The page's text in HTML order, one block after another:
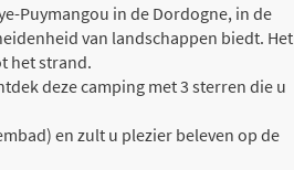
Puymangou in de Dordogne, in de
van landschappen biedt. Het
het strand.
deze camping met 3 sterren die u
en zult u plezier beleven op de